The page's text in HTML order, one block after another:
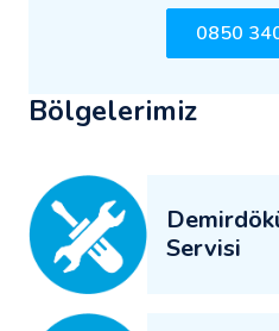
0850
Bölgelerimiz
Servisi